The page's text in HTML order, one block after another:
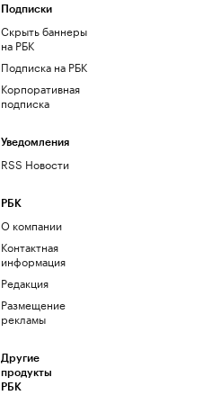
Подписки
Скрыть баннеры
на РБК
Подписка на РБК
Корпоративная
подписка
Уведомления
RSS Новости
РБК
О компании
Контактная
информация
Редакция
Размещение
рекламы
Другие
продукты
РБК